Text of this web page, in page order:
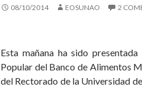
08/10/2014 EOSUNAO 2
Esta mañana ha sido
Popular del Banco de Alimentos
del Rectorado de la Universidad